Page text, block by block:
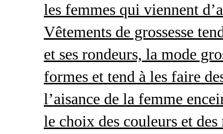
les femmes qui viennent
Vêtements de grossesse
et ses rondeurs, la mode
formes et tend à les faire
l’aisance de la femme
le choix des couleurs et